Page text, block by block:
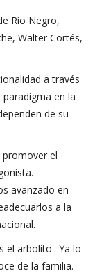
Río Negro,
Walter Cortés,
a través
en la
de su
promover el
avanzado en
a la
el arbolito'. Ya lo
de la familia.